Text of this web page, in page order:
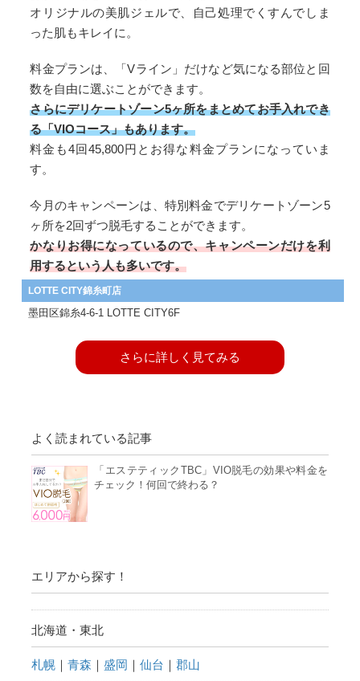
オリジナルの美肌ジェルで、自己処理でくすんでしま
った肌もキレイに。
料金プランは、「Vライン」だけなど気になる部位と回
数を自由に選ぶことができます。
さらにデリケートゾーン5ヶ所をまとめてお手入れでき
る「VIOコース」もあります。
料金も4回45,800円とお得な料金プランになっていま
す。
今月のキャンペーンは、特別料金でデリケートゾーン5
ヶ所を2回ずつ脱毛することができます。
かなりお得になっているので、キャンペーンだけを利
用するという人も多いです。
LOTTE CITY錦糸町店
墨田区錦糸4-6-1 LOTTE CITY6F
さらに詳しく見てみる
よく読まれている記事
「エステティックTBC」VIO脱毛の効果や料金を
チェック！何回で終わる？
エリアから探す！
北海道・東北
札幌 ｜青森 ｜盛岡 ｜仙台 ｜郡山